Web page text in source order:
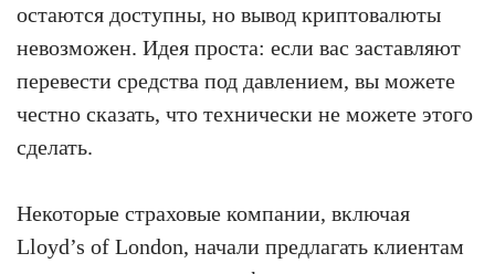
остаются доступны, но вывод криптовалюты
невозможен. Идея проста: если вас заставляют
перевести средства под давлением, вы можете
честно сказать, что технически не можете этого
сделать.
Некоторые страховые компании, включая
Lloyd’s of London, начали предлагать клиентам